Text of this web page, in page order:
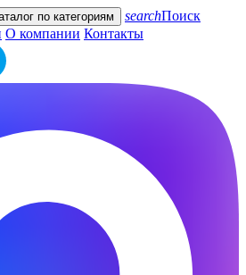
по категориям searchПоиск
О компании Контакты